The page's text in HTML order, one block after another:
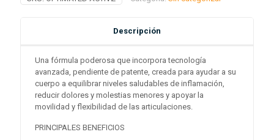
Descripción
Una fórmula poderosa que incorpora tecnología
avanzada, pendiente de patente, creada para ayudar a su
cuerpo a equilibrar niveles saludables de inflamación,
reducir dolores y molestias menores y apoyar la
movilidad y flexibilidad de las articulaciones.
PRINCIPALES BENEFICIOS